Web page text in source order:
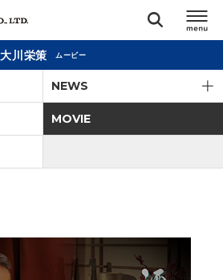
閉じる
大川栄策 ムービー
NEWS
MOVIE